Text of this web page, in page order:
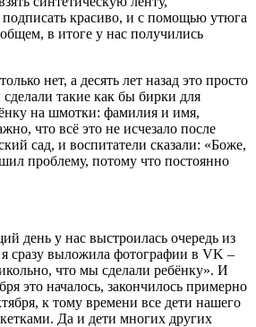
красиво, и с помощью утюга
в итоге у нас получились
нет, а десять лет назад это просто
такие как бы бирки для
на шмотки: фамилия и имя,
что всё это не исчезало после
сад, и воспитатели сказали: «Боже,
проблему, потому что постоянно
день у нас выстроилась очередь из
сразу выложила фотографии в VK –
что мы сделали ребёнку». И
это началось, закончилось примерно
к тому времени все дети нашего
Да и дети многих других